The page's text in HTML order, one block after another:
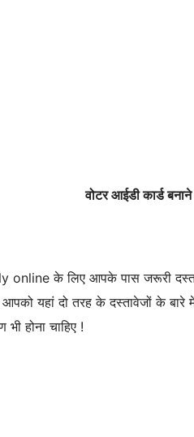
वोटर आईडी कार्ड
के लिए आपके पास जरूरी
आपको यहां दो तरह के दस्तावेजों के
होना चाहिए !